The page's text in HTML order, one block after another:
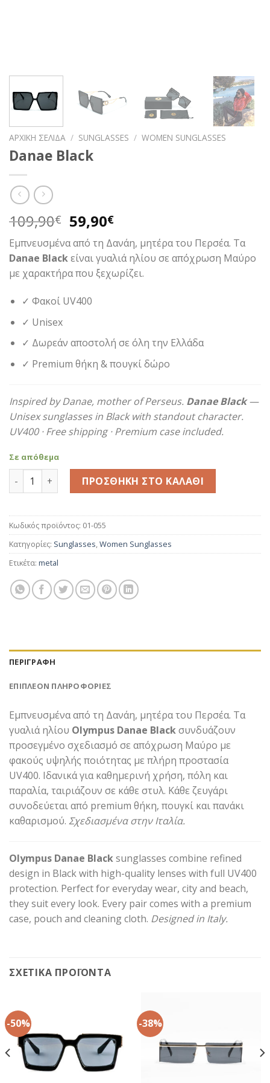
ΑΡΧΙΚΉ ΣΕΛΊΔΑ / SUNGLASSES / WOMEN SUNGLASSES
Danae Black
109,90€ Original
price
was:
109,90€.
59,90€Η
τρέχουσα
τιμή
είναι:
59,90€.
Εμπνευσμένα από τη Δανάη, μητέρα του Περσέα. Τα
Danae Blackείναι γυαλιά ηλίου σε απόχρωση Μαύρο
με χαρακτήρα που ξεχωρίζει.
✓ Φακοί UV400
✓ Unisex
✓ Δωρεάν αποστολή σε όλη την Ελλάδα
✓ Premium θήκη & πουγκί δώρο
Inspired by Danae, mother of Perseus. Danae Black—
Unisex sunglasses in Black with standout character.
UV400 · Free shipping · Premium case included.
Σε απόθεμα
Danae Black ποσότηταΠΡΟΣΘΉΚΗ ΣΤΟ ΚΑΛΆΘΙ
Κωδικός προϊόντος: 01-055
Κατηγορίες: Sunglasses,Women Sunglasses
Ετικέτα: metal
ΠΕΡΙΓΡΑΦΉ
ΕΠΙΠΛΈΟΝ ΠΛΗΡΟΦΟΡΊΕΣ
Εμπνευσμένα από τη Δανάη, μητέρα του Περσέα. Τα
γυαλιά ηλίου Olympus Danae Blackσυνδυάζουν
προσεγμένο σχεδιασμό σε απόχρωση Μαύρο με
φακούς υψηλής ποιότητας με πλήρη προστασία
UV400. Ιδανικά για καθημερινή χρήση, πόλη και
παραλία, ταιριάζουν σε κάθε στυλ. Κάθε ζευγάρι
συνοδεύεται από premium θήκη, πουγκί και πανάκι
καθαρισμού. Σχεδιασμένα στην Ιταλία.
Olympus Danae Blacksunglasses combine refined
design in Black with high-quality lenses with full UV400
protection. Perfect for everyday wear, city and beach,
they suit every look. Every pair comes with a premium
case, pouch and cleaning cloth. Designed in Italy.
ΣΧΕΤΙΚΆ ΠΡΟΪΌΝΤΑ
-50% -38%